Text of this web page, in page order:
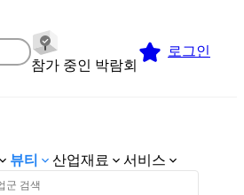
참가 중인 박람회
로그인
뷰티 산업재료
서비스